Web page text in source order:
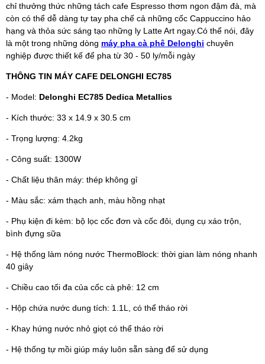
chỉ thưởng thức những tách cafe Espresso thơm ngon đậm đà, mà
còn có thể dễ dàng tự tay pha chế cả những cốc Cappuccino hảo
hạng và thỏa sức sáng tạo những ly Latte Art ngay.Có thể nói, đây
là một trong những dòng máy pha cà phê Delonghi chuyên
nghiệp được thiết kế để pha từ 30 - 50 ly/mỗi ngày
THÔNG TIN MÁY CAFE DELONGHI EC785
- Model: Delonghi EC785 Dedica Metallics
- Kích thước: 33 x 14.9 x 30.5 cm
- Trọng lượng: 4.2kg
- Công suất: 1300W
- Chất liệu thân máy: thép không gỉ
- Màu sắc: xám thạch anh, màu hồng nhạt
- Phụ kiện đi kèm: bộ lọc cốc đơn và cốc đôi, dụng cụ xáo trộn,
bình đựng sữa
- Hệ thống làm nóng nước ThermoBlock: thời gian làm nóng nhanh
40 giây
- Chiều cao tối đa của cốc cà phê: 12 cm
- Hộp chứa nước dung tích: 1.1L, có thể tháo rời
- Khay hứng nước nhỏ giọt có thể tháo rời
- Hệ thống tự mồi giúp máy luôn sẵn sàng để sử dụng